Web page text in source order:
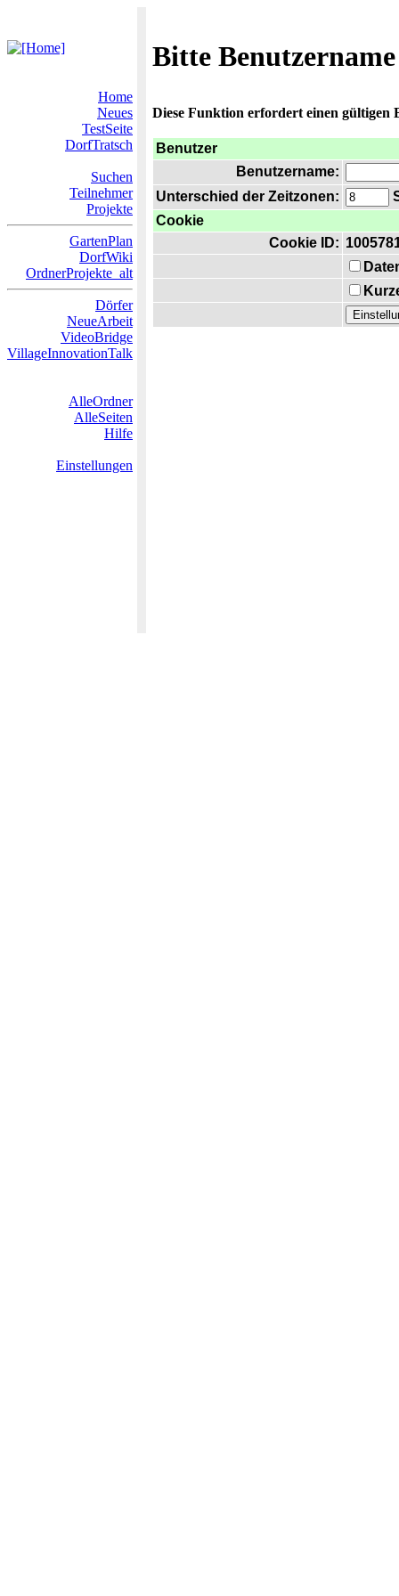
Bitte
Home
Neues
TestSeite
DorfTratsch
Suchen
Teilnehmer
Projekte
GartenPlan
DorfWiki
OrdnerProjekte_alt
Dörfer
NeueArbeit
VideoBridge
VillageInnovationTalk
AlleOrdner
AlleSeiten
Hilfe
Einstellungen
Diese Funktion erfordert einen gültigen
Benutzer
Benutzername:
Unterschied der Zeitzonen:
Cookie
Cookie ID: